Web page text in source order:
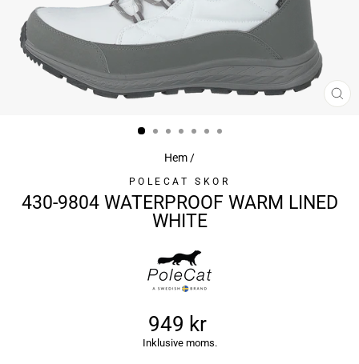
Hem/
POLECAT SKOR
430-9804 WATERPROOF WARM LINED
WHITE
949 kr
Ursprungligt
Inklusive moms.